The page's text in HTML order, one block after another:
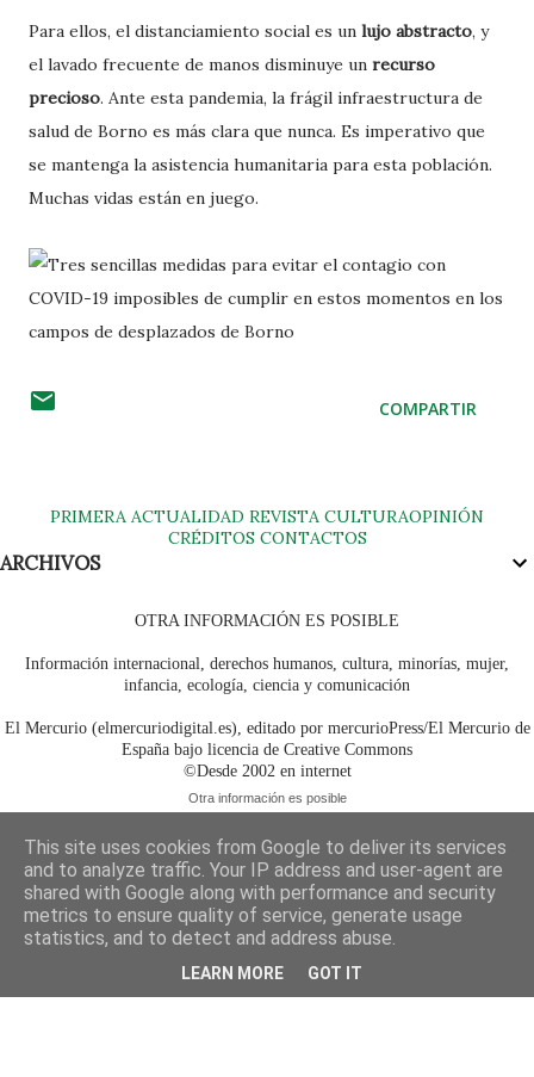
Para ellos, el distanciamiento social es un lujo abstracto, y
el lavado frecuente de manos disminuye un recurso
precioso. Ante esta pandemia, la frágil infraestructura de
salud de Borno es más clara que nunca. Es imperativo que
se mantenga la asistencia humanitaria para esta población.
Muchas vidas están en juego.
COMPARTIR
PRIMERA ACTUALIDAD REVISTA CULTURAOPINIÓN
CRÉDITOSCONTACTOS
ARCHIVOS
OTRA INFORMACIÓN ES POSIBLE
Información internacional, derechos humanos, cultura, minorías, mujer,
infancia, ecología, ciencia y comunicación
El Mercurio (elmercuriodigital.es), editado por mercurioPress/El Mercurio de
España bajo licencia de Creative Commons
©Desde 2002 en internet
Otra información es posible
This site uses cookies from Google to deliver its services
and to analyze traffic. Your IP address and user-agent are
shared with Google along with performance and security
metrics to ensure quality of service, generate usage
statistics, and to detect and address abuse.
LEARN MORE GOT IT